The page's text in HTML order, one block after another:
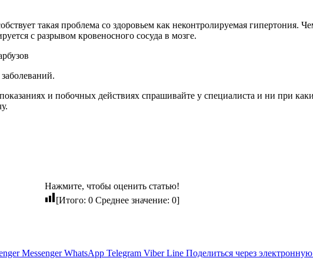
такая проблема со здоровьем как неконтролируемая гипертония.
с разрывом кровеносного сосуда в мозге.
и побочных действиях спрашивайте у специалиста и ни при
Нажмите, чтобы оценить статью!
[Итого: 0 Среднее значение: 0]
Messenger WhatsApp Telegram Viber Line Поделиться через